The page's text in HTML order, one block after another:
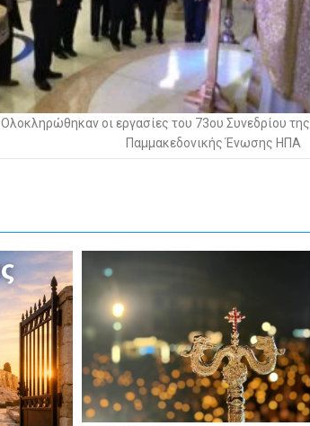
Ολοκληρώθηκαν οι εργασίες του 73ου Συνεδρίου της
Παμμακεδονικής Ένωσης ΗΠΑ